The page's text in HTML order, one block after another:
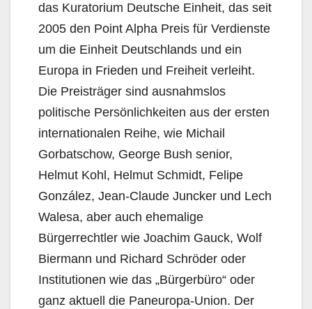
das Kuratorium Deutsche Einheit, das seit
2005 den Point Alpha Preis für Verdienste
um die Einheit Deutschlands und ein
Europa in Frieden und Freiheit verleiht.
Die Preisträger sind ausnahmslos
politische Persönlichkeiten aus der ersten
internationalen Reihe, wie Michail
Gorbatschow, George Bush senior,
Helmut Kohl, Helmut Schmidt, Felipe
González, Jean-Claude Juncker und Lech
Walesa, aber auch ehemalige
Bürgerrechtler wie Joachim Gauck, Wolf
Biermann und Richard Schröder oder
Institutionen wie das „Bürgerbüro“ oder
ganz aktuell die Paneuropa-Union. Der